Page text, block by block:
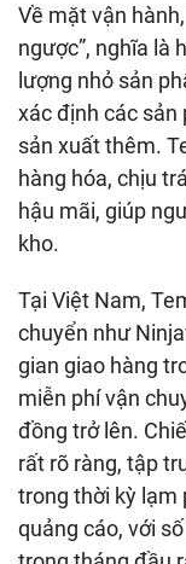
Về mặt vận
ngược”, nghĩa là
lượng nhỏ sản
xác định các sản
sản xuất thêm.
hàng hóa, chịu
hậu mãi, giúp
kho.
Tại Việt Nam,
chuyển như
gian giao hàng
miễn phí vận
đồng trở lên.
rất rõ ràng, tập
trong thời kỳ lạm
quảng cáo, với